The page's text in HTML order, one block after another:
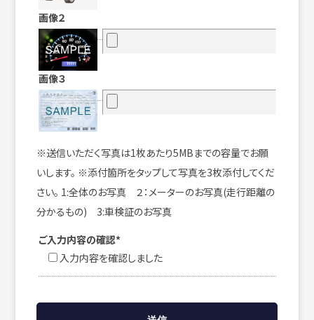
画像２
画像３
※送信いただく写真は1枚あたり5MBまでの容量でお願
いします。 ※添付箇所をタップして写真を3枚添付してくだ
さい。 1:全体のお写真 ２：メーターのお写真(走行距離の
分かるもの) 3:車検証のお写真
ご入力内容の確認*
入力内容を確認しました